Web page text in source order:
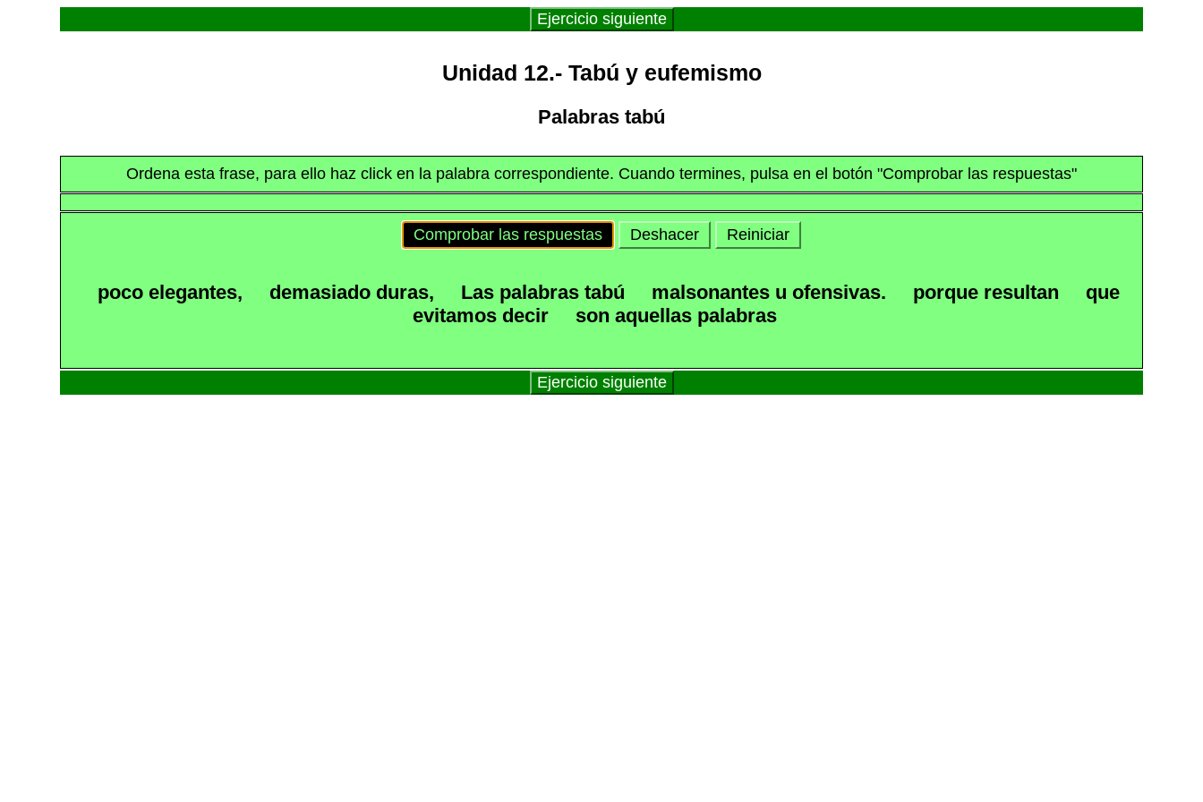
Ejercicio siguiente
Unidad 12.- Tabú y eufemismo
Palabras tabú
Ordena esta frase, para ello haz click en la palabra correspondiente. Cuando termines, pulsa en el botón "Comprobar las respuestas"
Comprobar las respuestas Deshacer Reiniciar
poco elegantes, demasiado duras, Las palabras tabú malsonantes u ofensivas. porque resultan
que
evitamos decir
son aquellas palabras
Ejercicio siguiente